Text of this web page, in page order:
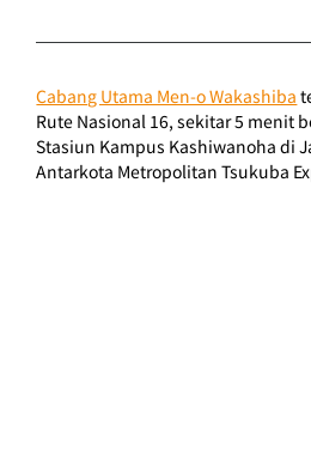
Cabang Utama Men-o Wakashiba
Rute Nasional 16, sekitar 5 menit
Stasiun Kampus Kashiwanoha di
Antarkota Metropolitan Tsukuba